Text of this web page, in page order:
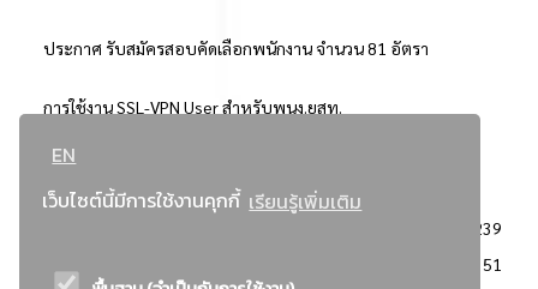
EN
เว็บไซต์นี้มีการใช้งานคุกกี้ เรียนรู้เพิ่มเติม
ประกาศ รับสมัครสอบคัดเลือกพนักงาน จำนวน 81 อัตรา
การใช้งาน SSL-VPN User สำหรับพนง.ยสท.
..ยอดนิยม..
3239
2351